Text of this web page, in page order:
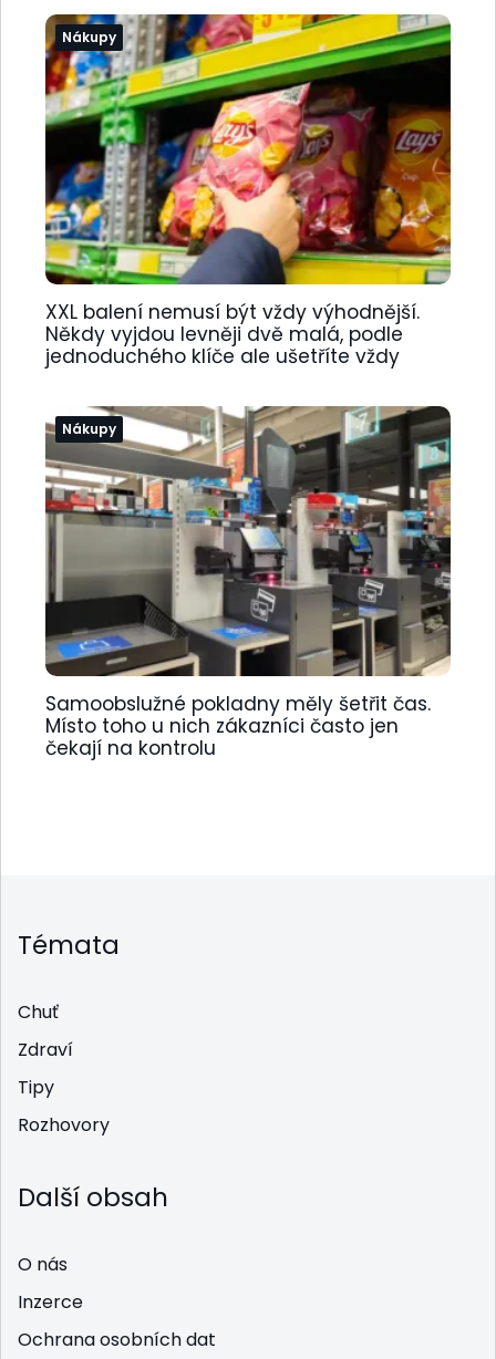
Nákupy
XXL balení nemusí být vždy výhodnější.
Někdy vyjdou levněji dvě malá, podle
jednoduchého klíče ale ušetříte vždy
Nákupy
Samoobslužné pokladny měly šetřit čas.
Místo toho u nich zákazníci často jen
čekají na kontrolu
Témata
Chuť
Zdraví
Tipy
Rozhovory
Další obsah
O nás
Inzerce
Ochrana osobních dat